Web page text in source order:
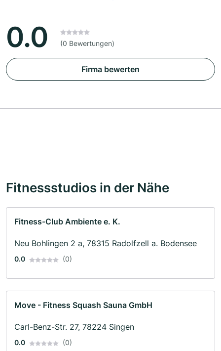
0.0 (0 Bewertungen)
Firma bewerten
Fitnessstudios in der Nähe
Fitness-Club Ambiente e. K.
Neu Bohlingen 2 a, 78315 Radolfzell a. Bodensee
0.0 (0)
Move - Fitness Squash Sauna GmbH
Carl-Benz-Str. 27, 78224 Singen
0.0 (0)